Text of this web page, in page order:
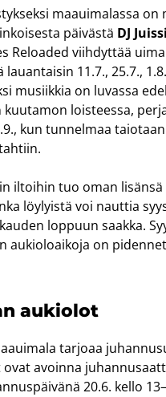
maa­ui­ma­las­sa
päi­väs­tä DJ
Re­loa­ded viih­dyt­tää
11.7., 25.7.,
musiik­kia on lu­vas­sa
kuu­ta­mon lois­tees­sa,
kun tun­nel­maa
il­toi­hin tuo oman
löy­lyis­tä voi naut­tia
lop­puun saak­ka.
au­kio­loai­ko­ja on
au­kio­lot
tar­jo­aa
avoin­na
20.6. kello